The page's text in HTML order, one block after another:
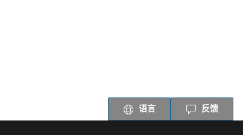
语言 反馈